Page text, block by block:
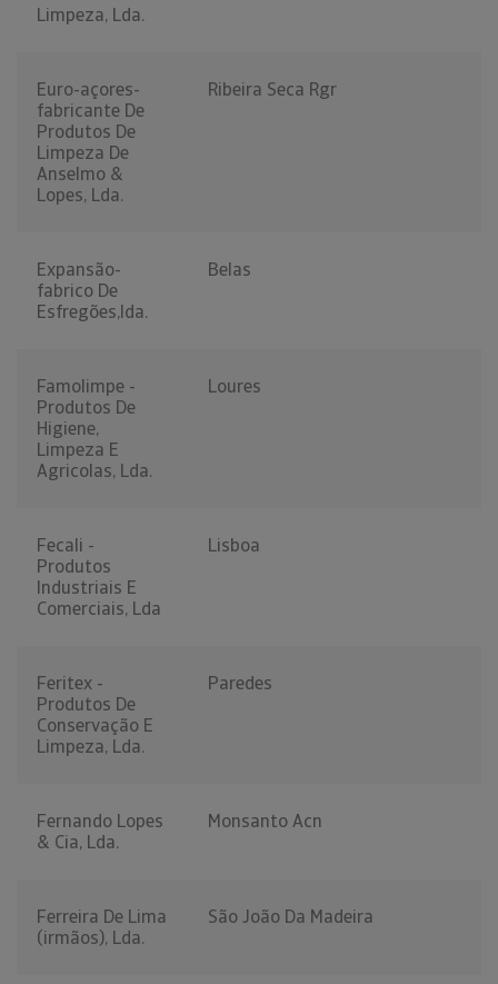
Limpeza, Lda.
Euro-açores-
fabricante De
Produtos De
Limpeza De
Anselmo &
Lopes, Lda.
Ribeira Seca Rgr
Expansão-
fabrico De
Esfregões,lda.
Belas
Famolimpe -
Produtos De
Higiene,
Limpeza E
Agricolas, Lda.
Loures
Fecali -
Produtos
Industriais E
Comerciais, Lda
Lisboa
Feritex -
Produtos De
Conservação E
Limpeza, Lda.
Paredes
Fernando Lopes
& Cia, Lda.
Monsanto Acn
Ferreira De Lima
(irmãos), Lda.
São João Da Madeira